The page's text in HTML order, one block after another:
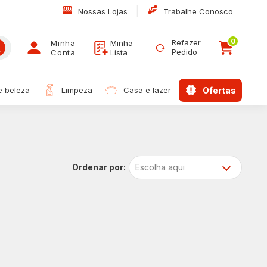
Nossas Lojas Trabalhe Conosco
Minha
Conta
Minha
Lista
Refazer
Pedido
0
beleza limpeza casa e lazer ofertas
Escolha aqui